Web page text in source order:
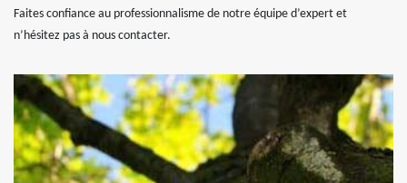
Faites confiance au professionnalisme de notre équipe d’expert et
n’hésitez pas à nous contacter.